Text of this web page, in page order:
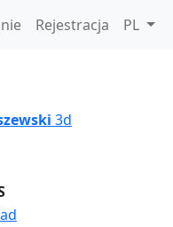
Rejestracja PL
3d